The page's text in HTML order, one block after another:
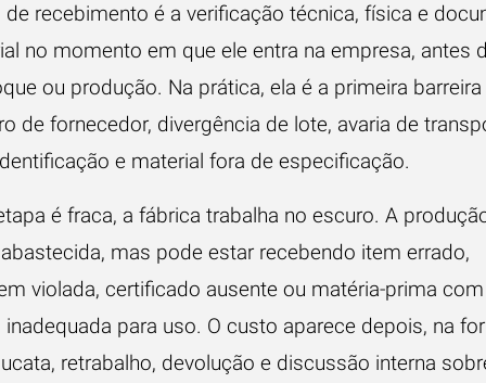
de recebimento é a verificação técnica, física e
no momento em que ele entra na empresa, antes
ou produção. Na prática, ela é a primeira barreira
de fornecedor, divergência de lote, avaria de
e material fora de especificação.
é fraca, a fábrica trabalha no escuro. A
mas pode estar recebendo item errado,
violada, certificado ausente ou matéria-prima com
para uso. O custo aparece depois, na
retrabalho, devolução e discussão interna